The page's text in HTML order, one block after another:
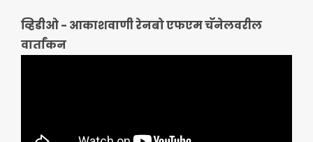
व्हिडीओ - आकाशवाणी रेनबो एफएम चॅनेलवरील
वार्तांकन